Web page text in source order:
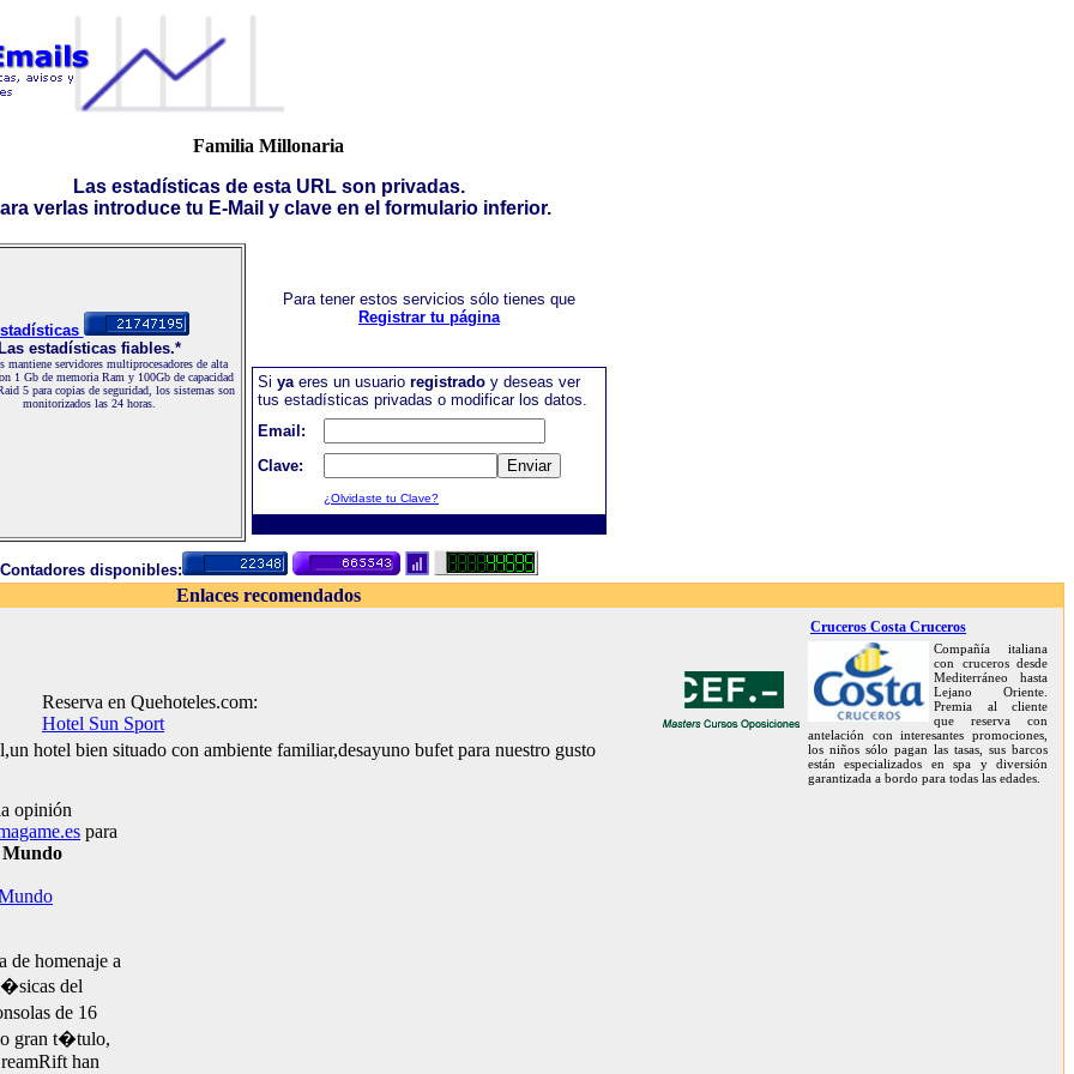
Familia Millonaria
Las estadísticas de esta URL son privadas.
verlas introduce tu E-Mail y clave en el formulario inferior.
Las estadísticas fiables.*
mantiene servidores multiprocesadores de alta
1 Gb de memoria Ram y 100Gb de capacidad
5 para copias de seguridad, los sistemas son
monitorizados las 24 horas.
Para tener estos servicios sólo tienes que
Registrar tu página
Si yaeres un usuario registrado y deseas ver
tus estadísticas privadas o modificar los datos.
Email:
Clave:
¿Olvidaste tu Clave?
Contadores disponibles:
Enlaces recomendados
Reserva en Quehoteles.com:
Hotel Sun Sport
hotel bien situado con ambiente familiar,desayuno bufet para nuestro gusto
Cruceros Costa Cruceros
Compañía italiana
con cruceros desde
Mediterráneo hasta
Lejano Oriente.
Premia al cliente
que reserva con
antelación con interesantes promociones,
los niños sólo pagan las tasas, sus barcos
están especializados en spa y diversión
garantizada a bordo para todas las edades.
opinión
para
de homenaje a
del
de 16
gran t�tulo,
han